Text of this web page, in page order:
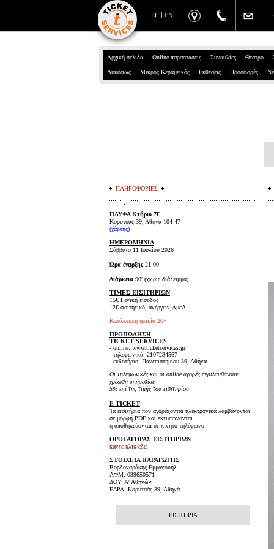
EN
EL
Αρχική σελίδα Online παραστάσεις Συναυλίες Θέατρο
Λυκόφως Μικρός Κεραμεικός Εκθέσεις Προσφορές
ΠΛΗΡΟΦΟΡΙΕΣ
ΠΛΥΦΑ Κτήριο 7Γ
Κορυτσάς 39, Αθήνα 104 47
(χάρτης)
ΗΜΕΡΟΜΗΝΙΑ
Σάββατο 11 Ιουλίου 2026
Ώρα έναρξης 21:00
Διάρκεια 90' (χωρίς διάλειμμα)
ΤΙΜΕΣ ΕΙΣΙΤΗΡΙΩΝ
15€ Γενική είσοδος
12€ φοιτητικό, ανέργων,ΑμεΑ
Κατάλληλη ηλικία 20+
ΠΡΟΠΩΛΗΣΗ
TICKET SERVICES
- online: www.ticketservices.gr
- τηλεφωνικά: 2107234567
- εκδοτήριο: Πανεπιστημίου 39, Αθήνα
Οι τηλεφωνικές και οι online αγορές περιλαμβάνουν
χρέωση υπηρεσίας
5% επί της τιμής του εισιτηρίου
E-TICKET
Τα εισιτήρια που αγοράζονται ηλεκτρονικά λαμβάνονται
σε μορφή PDF και εκτυπώνονται
ή αποθηκεύονται σε κινητό τηλέφωνο
ΟΡΟΙ ΑΓΟΡΑΣ ΕΙΣΙΤΗΡΙΩΝ
κάντε κλικ εδώ
ΣΤΟΙΧΕΙΑ ΠΑΡΑΓΩΓΗΣ
Βορδοναράκης Εμμανουήλ
ΑΦΜ: 039650571
ΔΟΥ: Α' Αθηνών
ΕΔΡΑ: Κορυτσάς 39, Αθηνά
ΕΙΣΙΤΗΡΙΑ